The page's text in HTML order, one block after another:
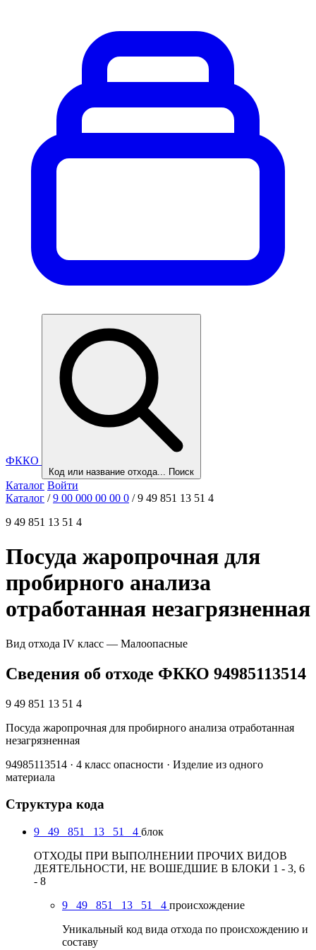
ФККО
Код или название отхода... Поиск
Каталог Войти
Каталог / 9 00 000 00 00 0 / 9 49 851 13 51 4
9 49 851 13 51 4
Посуда жаропрочная для
пробирного анализа
отработанная незагрязненная
Вид отхода IV класс — Малоопасные
Сведения об отходе ФККО 94985113514
9 49 851 13 51 4
Посуда жаропрочная для пробирного анализа отработанная
незагрязненная
94985113514 · 4 класс опасности · Изделие из одного
материала
Структура кода
9 49 851 13 51 4 блок
ОТХОДЫ ПРИ ВЫПОЛНЕНИИ ПРОЧИХ ВИДОВ
ДЕЯТЕЛЬНОСТИ, НЕ ВОШЕДШИЕ В БЛОКИ 1 - 3, 6
- 8
9
49 851 13 51 4 происхождение
Уникальный код вида отхода по происхождению и
составу